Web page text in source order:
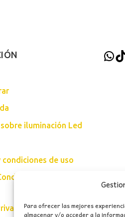
Para ofrecer las mejores
almacenar y/o acceder a la
iluminación Led
de uso
Generales